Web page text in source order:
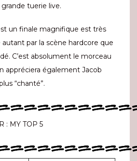
tuerie live.
un finale magnifique est très
autant par la scène hardcore que
C’est absolument le morceau
appréciera également Jacob
“chanté”.
: MY TOP 5